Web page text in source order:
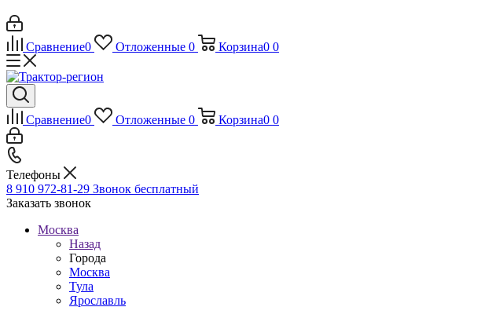
Сравнение0 Отложенные 0 Корзина0 0
Сравнение0 Отложенные 0 Корзина0 0
Телефоны
8 910 972-81-29 Звонок бесплатный
Заказать звонок
Москва
Назад
Города
Москва
Тула
Ярославль